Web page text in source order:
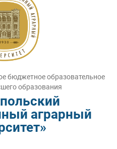
бюджетное образовательное
образования
аграрный